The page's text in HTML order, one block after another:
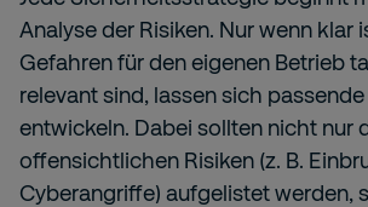
Analyse der Risiken. Nur wenn klar
Gefahren für den eigenen Betrieb
relevant sind, lassen sich
entwickeln. Dabei sollten nicht nur
offensichtlichen Risiken (z. B.
Cyberangriffe) aufgelistet werden,